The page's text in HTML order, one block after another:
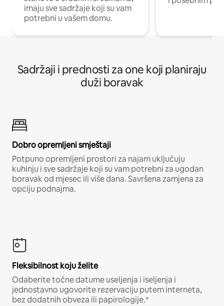
imaju sve sadržaje koji su vam
potrebni u vašem domu.
Sadržaji i prednosti za one koji planiraju
duži boravak
Dobro opremljeni smještaji
Potpuno opremljeni prostori za najam uključuju
kuhinju i sve sadržaje koji su vam potrebni za ugodan
boravak od mjesec ili više dana. Savršena zamjena za
opciju podnajma.
Fleksibilnost koju želite
Odaberite točne datume useljenja i iseljenja i
jednostavno ugovorite rezervaciju putem interneta,
bez dodatnih obveza ili papirologije.*